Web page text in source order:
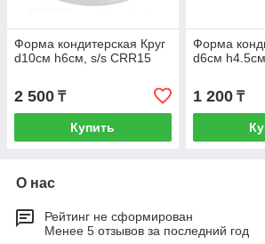
Форма кондитерская Круг
d10см h6см, s/s CRR15
2 500 ₸
Купить
Форма
d6см
1 200₸
О нас
Рейтинг не сформирован
Менее 5 отзывов за последний год